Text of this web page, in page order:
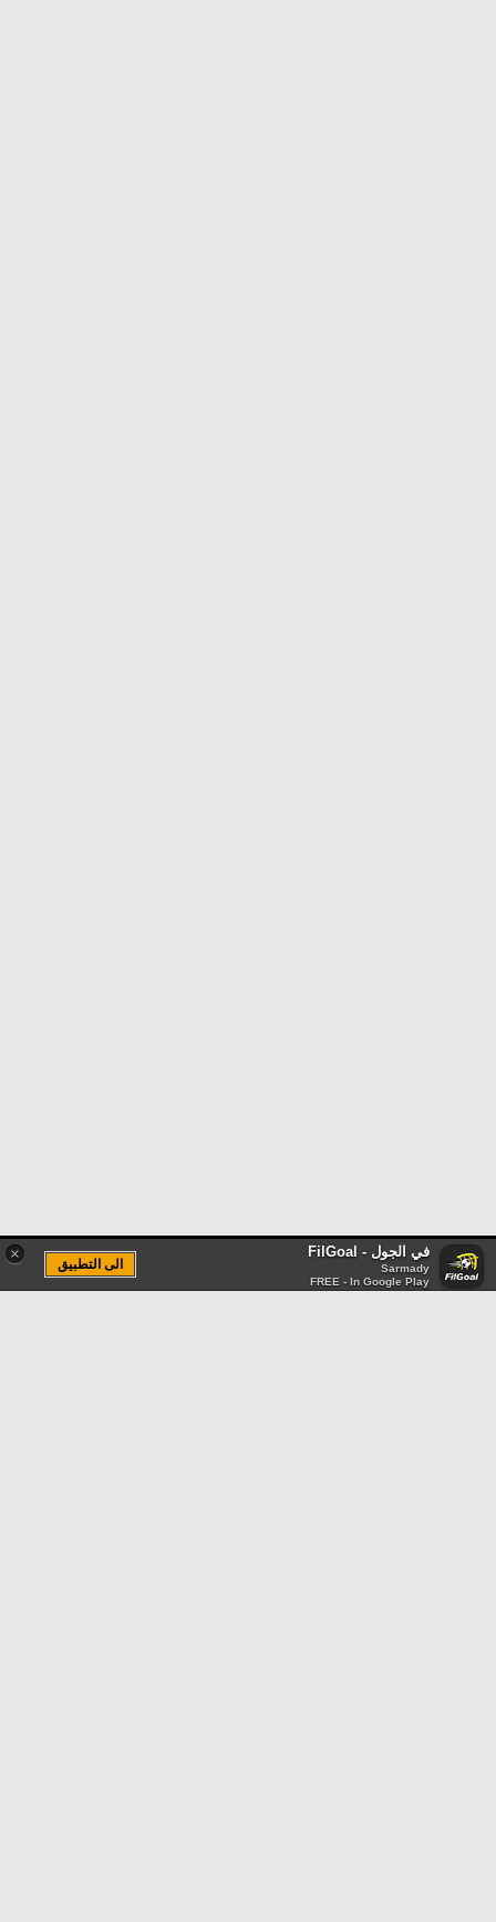
× في الجول - FilGoal
Sarmady
FREE - In Google Play
الى التطبيق